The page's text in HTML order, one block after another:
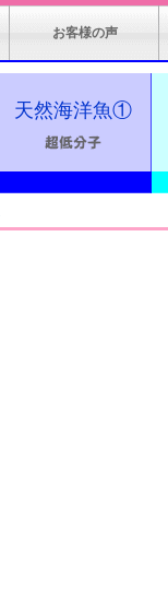
お客様の声
天然海洋魚①